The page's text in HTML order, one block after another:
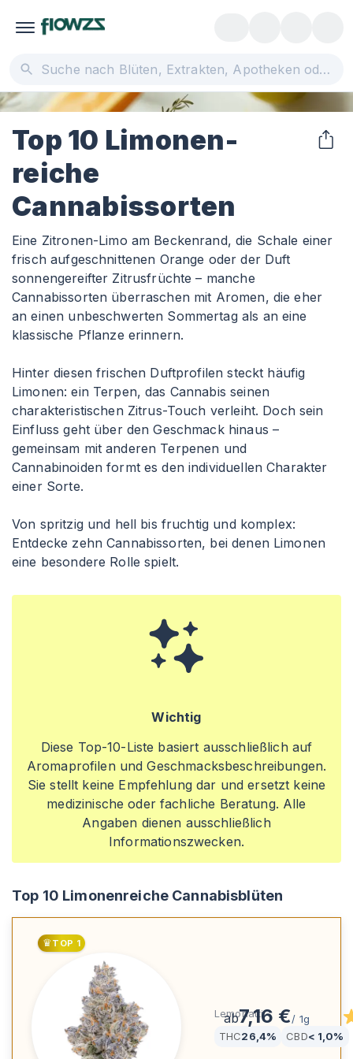
Top 10 Limonen-
reiche
Cannabissorten
Eine Zitronen-Limo am Beckenrand, die Schale einer
frisch aufgeschnittenen Orange oder der Duft
sonnengereifter Zitrusfrüchte – manche
Cannabissorten überraschen mit Aromen, die eher
an einen unbeschwerten Sommertag als an eine
klassische Pflanze erinnern.
Hinter diesen frischen Duftprofilen steckt häufig
Limonen: ein Terpen, das Cannabis seinen
charakteristischen Zitrus-Touch verleiht. Doch sein
Einfluss geht über den Geschmack hinaus –
gemeinsam mit anderen Terpenen und
Cannabinoiden formt es den individuellen Charakter
einer Sorte.
Von spritzig und hell bis fruchtig und komplex:
Entdecke zehn Cannabissorten, bei denen Limonen
eine besondere Rolle spielt.
Wichtig
Diese Top-10-Liste basiert ausschließlich auf
Aromaprofilen und Geschmacksbeschreibungen.
Sie stellt keine Empfehlung dar und ersetzt keine
medizinische oder fachliche Beratung. Alle
Angaben dienen ausschließlich
Informationszwecken.
Top 10 Limonenreiche Cannabisblüten
♛ TOP 1
Lemonatti
THC26,4% CBD< 1,0%
ab7,16 €/1g